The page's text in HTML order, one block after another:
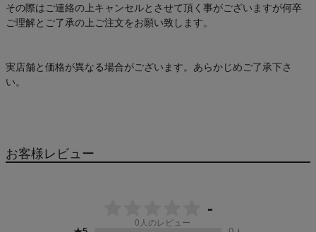
その際はご連絡の上キャンセルとさせて頂く事がございますが何卒
ご理解とご了承の上ご注文をお願い致します。
実店舗と価格が異なる場合がございます。あらかじめご了承下さ
い。
お客様レビュー
-
0 人のレビュー